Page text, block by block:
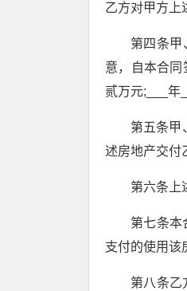
乙方对甲方上
第四条甲
意，自本合
贰万元;___年
第五条甲
述房地产交付
第六条上
第七条本
支付的使用该
第八条乙